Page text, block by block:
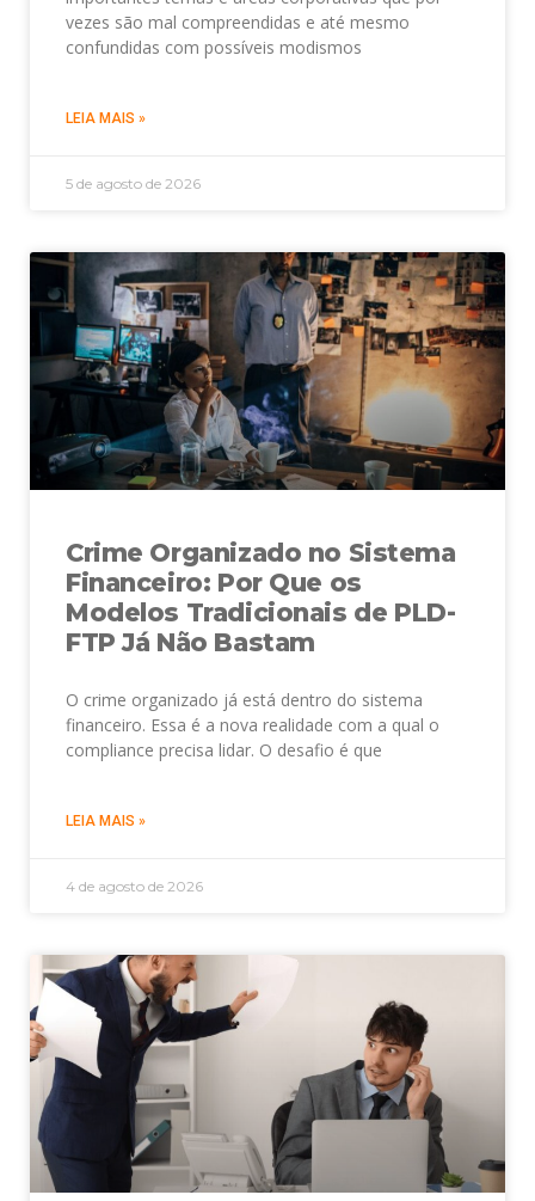
vezes são mal compreendidas e até mesmo
confundidas com possíveis modismos
LEIA MAIS »
5 de agosto de 2026
Crime Organizado no Sistema
Financeiro: Por Que os
Modelos Tradicionais de PLD-
FTP Já Não Bastam
O crime organizado já está dentro do sistema
financeiro. Essa é a nova realidade com a qual o
compliance precisa lidar. O desafio é que
LEIA MAIS »
4 de agosto de 2026